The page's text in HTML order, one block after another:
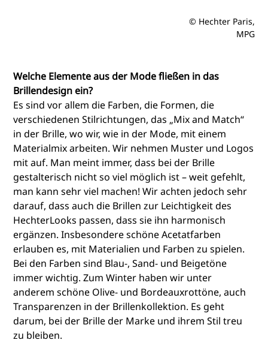
© Hechter Paris,
MPG
Welche Elemente aus der Mode fließen in das
Brillendesign ein?
Es sind vor allem die Farben, die Formen, die
verschiedenen Stilrichtungen, das „Mix and Match“
in der Brille, wo wir, wie in der Mode, mit einem
Materialmix arbeiten. Wir nehmen Muster und Logos
mit auf. Man meint immer, dass bei der Brille
gestalterisch nicht so viel möglich ist – weit gefehlt,
man kann sehr viel machen! Wir achten jedoch sehr
darauf, dass auch die Brillen zur Leichtigkeit des
HechterLooks passen, dass sie ihn harmonisch
ergänzen. Insbesondere schöne Acetatfarben
erlauben es, mit Materialien und Farben zu spielen.
Bei den Farben sind Blau-, Sand- und Beigetöne
immer wichtig. Zum Winter haben wir unter
anderem schöne Olive- und Bordeauxrottöne, auch
Transparenzen in der Brillenkollektion. Es geht
darum, bei der Brille der Marke und ihrem Stil treu
zu bleiben.